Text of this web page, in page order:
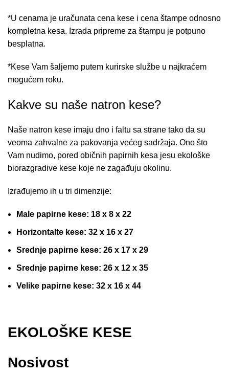
*U cenama je uračunata cena kese i cena štampe odnosno
kompletna kesa. Izrada pripreme za štampu je potpuno
besplatna.
*Kese Vam šaljemo putem kurirske službe u najkraćem
mogućem roku.
Kakve su naše natron kese?
Naše natron kese imaju dno i faltu sa strane tako da su
veoma zahvalne za pakovanja većeg sadržaja. Ono što
Vam nudimo, pored običnih papirnih kesa jesu ekološke
biorazgradive kese koje ne zagađuju okolinu.
Izrađujemo ih u tri dimenzije:
Male papirne kese: 18 x 8 x 22
Horizontalte kese: 32 x 16 x 27
Srednje papirne kese: 26 x 17 x 29
Srednje papirne kese: 26 x 12 x 35
Velike papirne kese: 32 x 16 x 44
EKOLOŠKE KESE
Nosivost